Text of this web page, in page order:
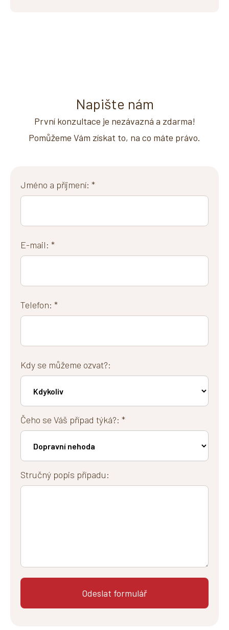
Napište nám
První konzultace je nezávazná a zdarma!
Pomůžeme Vám získat to, na co máte právo.
Jméno a příjmení: *
E-mail: *
Telefon: *
Kdy se můžeme ozvat?:
Čeho se Váš případ týká?: *
Stručný popis případu: